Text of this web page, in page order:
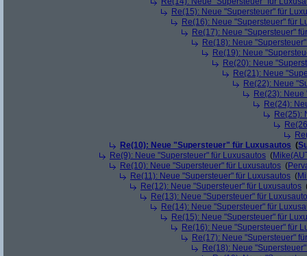
Re(15): Neue "Supersteuer" für
Re(16): Neue "Supersteuer" für
Re(17): Neue "Supersteuer"
Re(18): Neue
Re(19): Neue
Re(20): Neue
Re(21): Neue
Re(22): Neue
Re(23):
Re(24):
Re(25):
Re(10): Neue "Supersteuer" für Luxusautos (
Re(9): Neue "Supersteuer" für Luxusautos (
Re(10): Neue "Supersteuer" für Luxusautos (
Re(11): Neue "Supersteuer" für Luxusautos (
Re(12): Neue "Supersteuer" für Luxusautos
Re(13): Neue "Supersteuer" für
Re(14): Neue "Supersteuer" für
Re(15): Neue "Supersteuer" für
Re(16): Neue "Supersteuer" für
Re(17): Neue "Supersteuer"
Re(18): Neue